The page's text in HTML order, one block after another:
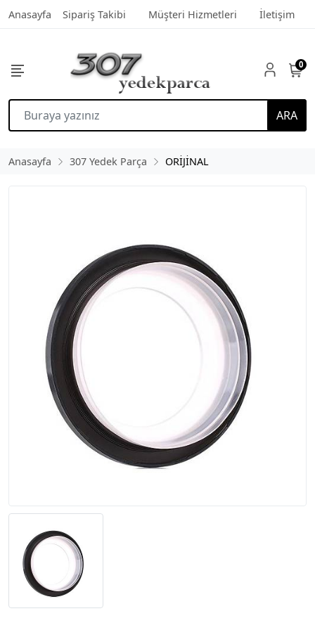
Anasayfa Sipariş Takibi Müşteri Hizmetleri İletişim
ARA
0
Anasayfa 307 Yedek Parça ORİJİNAL